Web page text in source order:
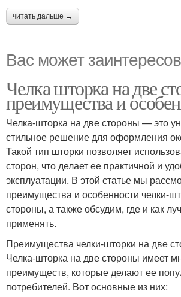
читать дальше →
Вас может
Челка шторка на две
преимущества и
Челка-шторка на две стороны — это
стильное решение для оформления
Такой тип шторки позволяет
сторон, что делает ее практичной и
эксплуатации. В этой статье мы
преимущества и особенности челки-
стороны, а также обсудим, где и как
применять.
Преимущества челки-шторки на две
Челка-шторка на две стороны имеет
преимуществ, которые делают ее
потребителей. Вот основные из них: